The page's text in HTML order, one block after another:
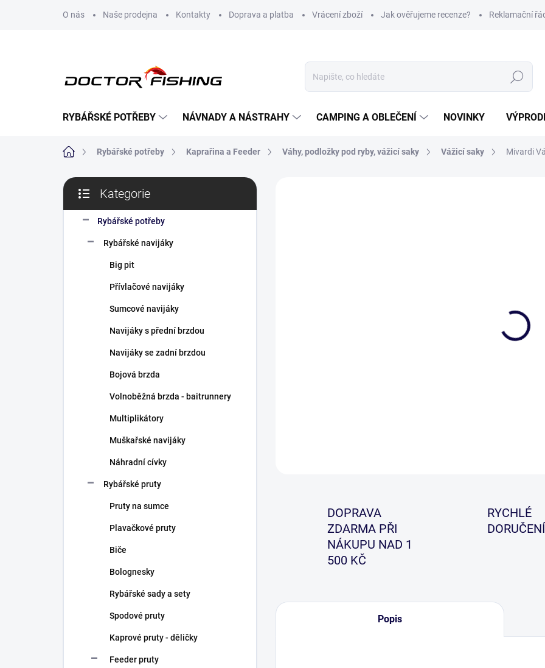
O nás Naše prodejna Kontakty Doprava a platba Vrácení zboží Jak ověřujeme recenze? Reklamační
Hledat
RYBÁŘSKÉ POTŘEBY NÁVNADY A NÁSTRAHY CAMPING A OBLEČENÍ NOVINKY
Domů Rybářské potřeby Kaprařina a Feeder Váhy, podložky pod ryby, vážicí saky Vážicí saky Mivardi
P
s
kategorie
Kategorie
Rybářské potřeby
Rybářské navijáky
Big pit
Přívlačové navijáky
Sumcové navijáky
Navijáky s přední brzdou
Navijáky se zadní brzdou
Bojová brzda
Volnoběžná brzda - baitrunnery
Multiplikátory
Muškařské navijáky
Náhradní cívky
Rybářské pruty
Pruty na sumce
Plavačkové pruty
Biče
Bolognesky
Rybářské sady a sety
Spodové pruty
Kaprové pruty - děličky
Feeder pruty
DOPRAVA
ZDARMA PŘI
NÁKUPU NAD 1
500 KČ
RYCHLÉ
DORUČENÍ
Popis